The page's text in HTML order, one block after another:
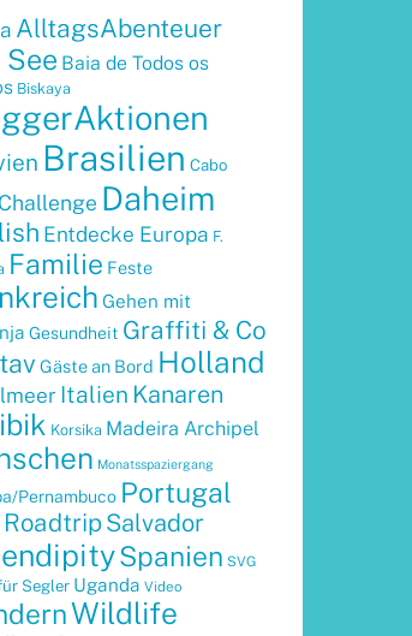
AlltagsAbenteuer
Baia de Todos os
Biskaya
Brasilien Cabo
Challenge Daheim
Entdecke Europa F.
Familie Feste
Gehen mit
Gesundheit Graffiti & Co
Gäste an Bord Holland
Italien Kanaren
Korsika Madeira Archipel
Monatsspaziergang
Pernambuco Portugal
Roadtrip Salvador
Spanien SVG
Segler Uganda Video
Wildlife